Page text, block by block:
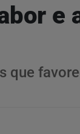
e
que